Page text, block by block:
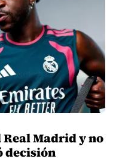
Madrid y no
decisión